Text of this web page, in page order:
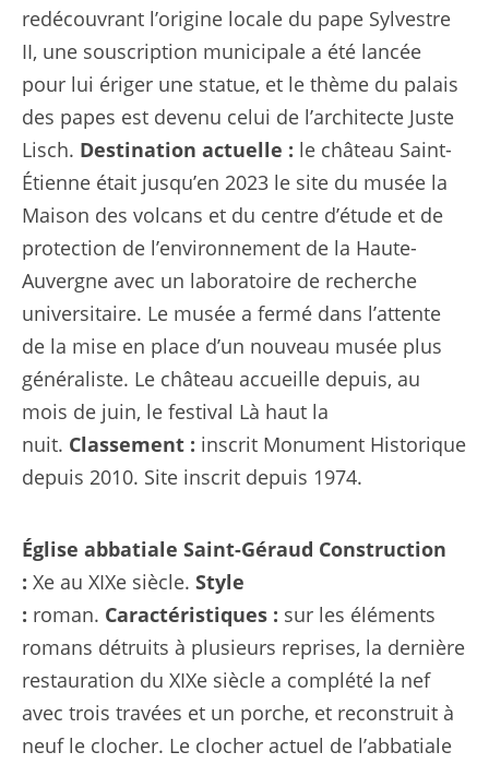
redécouvrant l’origine locale du pape Sylvestre
II, une souscription municipale a été lancée
pour lui ériger une statue, et le thème du palais
des papes est devenu celui de l’architecte Juste
Lisch. Destination actuelle : le château Saint-
Étienne était jusqu’en 2023 le site du musée la
Maison des volcans et du centre d’étude et de
protection de l’environnement de la Haute-
Auvergne avec un laboratoire de recherche
universitaire. Le musée a fermé dans l’attente
de la mise en place d’un nouveau musée plus
généraliste. Le château accueille depuis, au
mois de juin, le festival Là haut la
nuit. Classement : inscrit Monument Historique
depuis 2010. Site inscrit depuis 1974.
Église abbatiale Saint-Géraud Construction
: Xe au XIXe siècle. Style
: roman. Caractéristiques : sur les éléments
romans détruits à plusieurs reprises, la dernière
restauration du XIXe siècle a complété la nef
avec trois travées et un porche, et reconstruit à
neuf le clocher. Le clocher actuel de l’abbatiale